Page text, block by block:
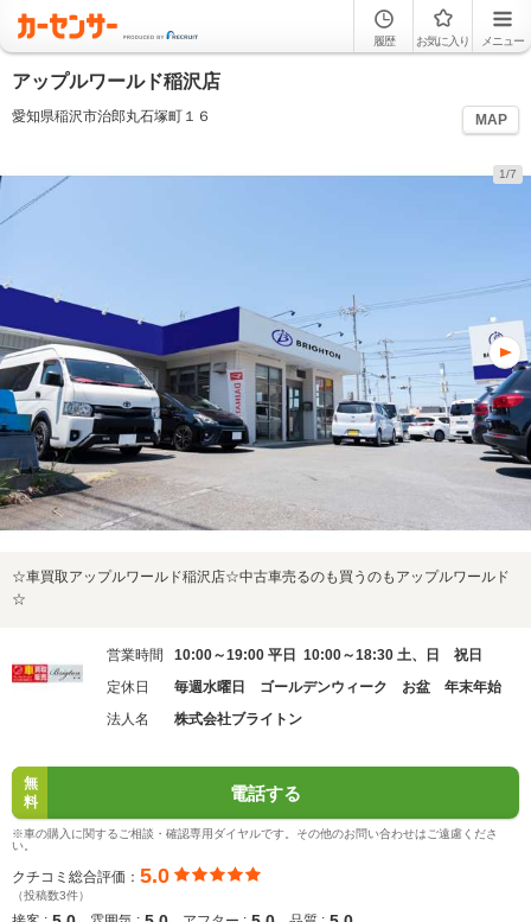
履歴 お気に入り メニュー
アップルワールド稲沢店
愛知県稲沢市治郎丸石塚町１６ MAP
1/7
☆車買取アップルワールド稲沢店☆中古車売るのも買うのもアップルワールド
☆
営業時間
10:00～19:00 平日 10:00～18:30 土、日 祝日
定休日
毎週水曜日 ゴールデンウィーク お盆 年末年始
法人名
株式会社ブライトン
無
料
電話する
※車の購入に関するご相談・確認専用ダイヤルです。その他のお問い合わせはご遠慮くださ
い。
クチコミ総合評価： 5.0
（投稿数3件）